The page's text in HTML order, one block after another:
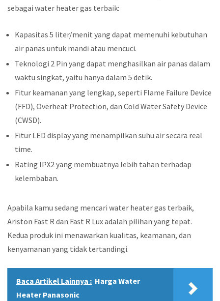
sebagai water heater gas terbaik:
Kapasitas 5 liter/menit yang dapat memenuhi kebutuhan
air panas untuk mandi atau mencuci.
Teknologi 2 Pin yang dapat menghasilkan air panas dalam
waktu singkat, yaitu hanya dalam 5 detik.
Fitur keamanan yang lengkap, seperti Flame Failure Device
(FFD), Overheat Protection, dan Cold Water Safety Device
(CWSD).
Fitur LED display yang menampilkan suhu air secara real
time.
Rating IPX2 yang membuatnya lebih tahan terhadap
kelembaban.
Apabila kamu sedang mencari water heater gas terbaik,
Ariston Fast R dan Fast R Lux adalah pilihan yang tepat.
Kedua produk ini menawarkan kualitas, keamanan, dan
kenyamanan yang tidak tertandingi.
Baca Artikel Lainnya : Harga Water
Heater Panasonic